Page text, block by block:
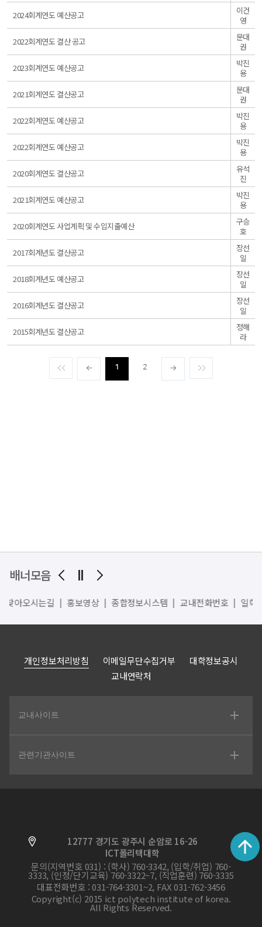
일
2024회계연도 예산공고
이건
영
일
2022회계연도 결산 공고
문대
권
일
2023회계연도 예산공고
박진
용
일
2021회계연도 결산공고
문대
권
일
2022회계연도 예산공고
박진
용
일
2022회계연도 예산공고
박진
용
일
2020회계연도 결산공고
유석
진
일
2021회계연도 예산공고
박진
용
일
2020회계연도 사업계획 및 수입지출예산
구승
호
일
2017회계년도 결산공고
장선
일
일
2018회계년도 예산공고
장선
일
일
2016회계년도 결산공고
장선
일
일
2015회계년도 결산공고
정해
라
1 2
배너모음
찾아오시는길 홍보영상 종합정보시스템 교내전화번호 일학
개인정보처리방침 이메일무단수집거부
대학정보공시
교내연락처
교내사이트
관련기관사이트
12777 경기도 광주시 순암로 16-26
ICT폴리텍대학
문의(지역번호 031) : (학사) 760-3342, (입학/취업) 760-
3333, (인정/단기교육) 760-3322~7, (직업훈련) 760-3335
대표전화번호 : 031-764-3301~2, FAX 031-762-3456
Copyright(c) 2015 ict polytech institute of korea.
All Rights Reserved.